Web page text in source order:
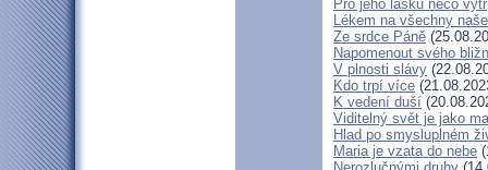
Pro jeho lásku něco
Lékem na všechny
Ze srdce Páně
Napomenout svého
V plnosti slávy
Kdo trpí více
K vedení duší
Viditelný svět je jako
Hlad po smysluplném
Maria je vzata do nebe